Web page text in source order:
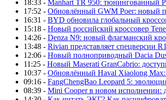
18:33 - Manhart TR 950: тюнингованный
17:52 - Обновлённый GWM Poer: новый
16:31 - BYD обновила глобальный
15:18 - Новый российский кроссовер
14:26 - Denza N9: новый флагманский
13:48 - Rivian представляет спецверсии
12:06 - Новый полноприводный Dacia
11:25 - Новый Maserati GranCabrio:
10:37 - Обновлённый Haval Xiaolong
09:16 - FangChengBao Leopard 5:
08:39 - Mini Cooper в новом исполнении: